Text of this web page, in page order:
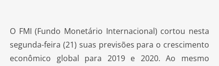
O FMI (Fundo Monetário Internacional) cortou nesta
segunda-feira (21) suas previsões para o crescimento
econômico global para 2019 e 2020. Ao mesmo